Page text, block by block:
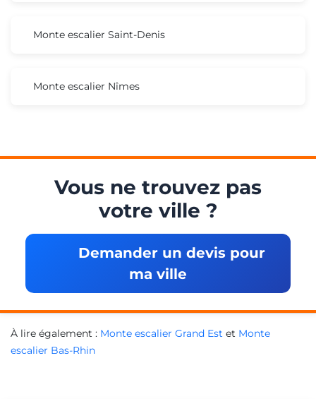
Monte escalier Saint-Denis
Monte escalier Nîmes
Vous ne trouvez pas
votre ville ?
Demander un devis pour
ma ville
À lire également : Monte escalier Grand Est et Monte
escalier Bas-Rhin